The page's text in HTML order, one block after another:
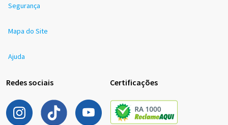
Segurança
Mapa do Site
Ajuda
Redes sociais Certificações